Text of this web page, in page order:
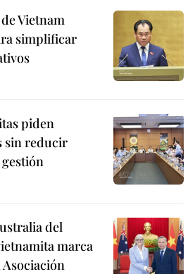
Vietnam
simplificar
piden
sin reducir
del
marca
Asociación